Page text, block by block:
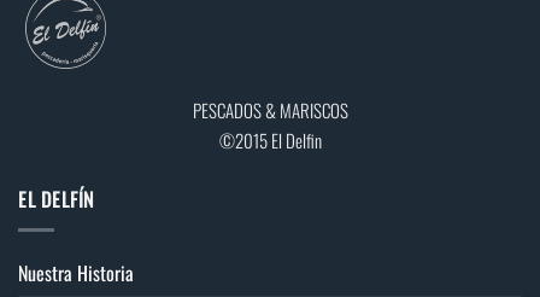
PESCADOS & MARISCOS
©2015 El Delfin
EL DELFÍN
Nuestra Historia